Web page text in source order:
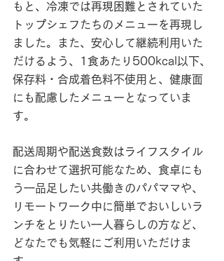
もと、冷凍では再現困難とされていた
トップシェフたちのメニューを再現し
ました。また、安心して継続利用いた
だけるよう、1食あたり500kcal以下、
保存料・合成着色料不使用と、健康面
にも配慮したメニューとなっていま
す。
配送周期や配送食数はライフスタイル
に合わせて選択可能なため、食卓にも
う一品足したい共働きのパパママや、
リモートワーク中に簡単でおいしいラ
ンチをとりたい一人暮らしの方など、
どなたでも気軽にご利用いただけま